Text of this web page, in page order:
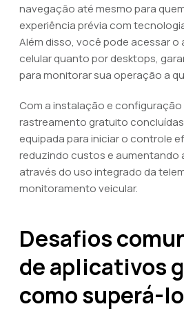
navegação até mesmo para
experiência prévia com
Além disso, você pode acessar
celular quanto por desktops,
para monitorar sua operação a
Com a instalação e
rastreamento gratuito
equipada para iniciar o controle
reduzindo custos e aumentando
através do uso integrado da
monitoramento veicular.
Desafios
de aplicativos
como superá-